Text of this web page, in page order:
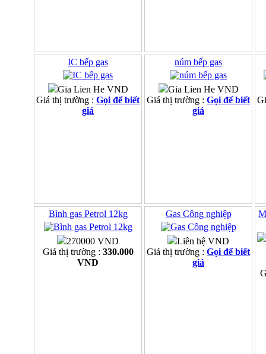
IC bếp gas
Gia Lien He VND
Giá thị trường : Gọi để biết
giá
núm bếp gas
Gia Lien He VND
Giá thị trường : Gọi để biết
giá
Bình gas Petrol 12kg
270000 VND
Giá thị trường : 330.000
VND
Gas Công nghiệp
Liên hệ VND
Giá thị trường : Gọi để biết
giá